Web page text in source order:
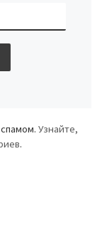
Узнайте,
.